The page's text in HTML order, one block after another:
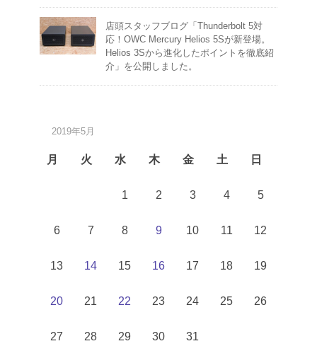
店頭スタッフブログ「Thunderbolt 5対
応！OWC Mercury Helios 5Sが新登場。
Helios 3Sから進化したポイントを徹底紹
介」を公開しました。
2019年5月
月 火 水 木 金 土 日
1 2 3 4 5
6 7 8 9 10 11 12
13 14 15 16 17 18 19
20 21 22 23 24 25 26
27 28 29 30 31